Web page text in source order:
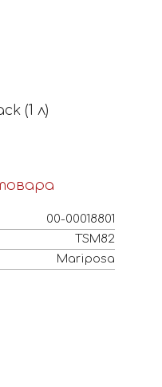
(1 л)
00-00018801
TSM82
Mariposa